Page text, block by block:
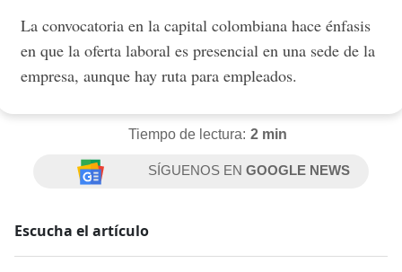
La convocatoria en la capital colombiana hace énfasis
en que la oferta laboral es presencial en una sede de la
empresa, aunque hay ruta para empleados.
Tiempo de lectura: 2 min
SÍGUENOS ENGOOGLE NEWS
Escucha el artículo